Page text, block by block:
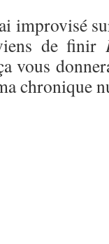
improvisé
de finir
vous
chronique